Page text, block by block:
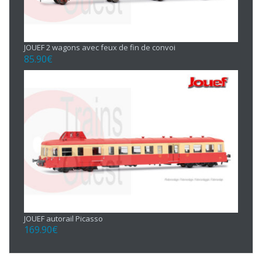
JOUEF 2 wagons avec feux de fin de convoi
85.90€
JOUEF autorail Picasso
169.90€